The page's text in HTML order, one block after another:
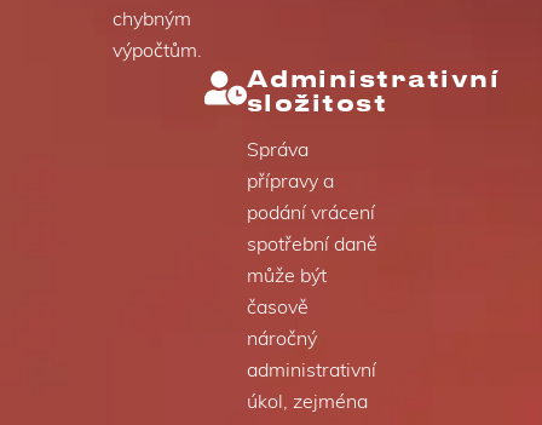
chybným
výpočtům.
Administrativní
složitost
Správa
přípravy a
podání vrácení
spotřební daně
může být
časově
náročný
administrativní
úkol, zejména